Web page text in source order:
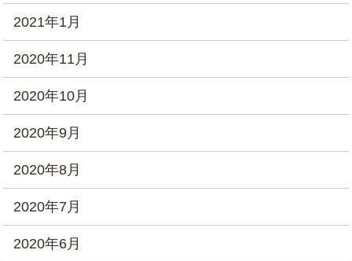
2021年1月
2020年11月
2020年10月
2020年9月
2020年8月
2020年7月
2020年6月